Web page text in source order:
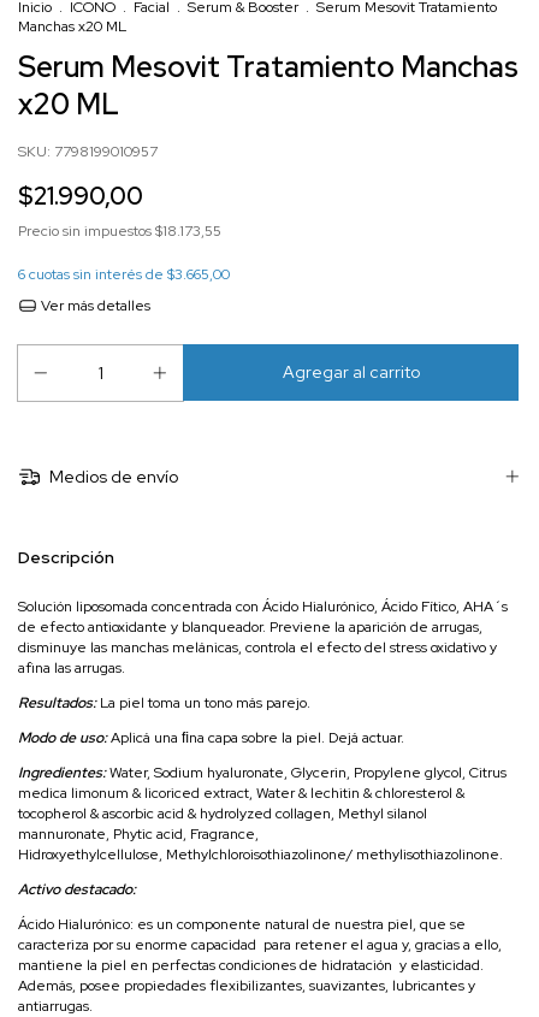
Inicio . ICONO . Facial . Serum & Booster . Serum Mesovit Tratamiento
Manchas x20 ML
Serum Mesovit Tratamiento Manchas
x20 ML
SKU: 7798199010957
$21.990,00
Precio sin impuestos$18.173,55
6cuotas sin interés de $3.665,00
Ver más detalles
Medios de envío
Descripción
Solución liposomada concentrada con Ácido Hialurónico, Ácido Fítico, AHA´s
de efecto antioxidante y blanqueador. Previene la aparición de arrugas,
disminuye las manchas melánicas, controla el efecto del stress oxidativo y
afina las arrugas.
Resultados:La piel toma un tono más parejo.
Modo de uso:Aplicá una ﬁna capa sobre la piel. Dejá actuar.
Ingredientes:Water, Sodium hyaluronate, Glycerin, Propylene glycol, Citrus
medica limonum & licoriced extract, Water & lechitin & chloresterol &
tocopherol & ascorbic acid & hydrolyzed collagen, Methyl silanol
mannuronate, Phytic acid, Fragrance,
Hidroxyethylcellulose, Methylchloroisothiazolinone/ methylisothiazolinone.
Activo destacado:
Ácido Hialurónico: es un componente natural de nuestra piel, que se
caracteriza por su enorme capacidad para retener el agua y, gracias a ello,
mantiene la piel en perfectas condiciones de hidratación y elasticidad.
Además, posee propiedades flexibilizantes, suavizantes, lubricantes y
antiarrugas.